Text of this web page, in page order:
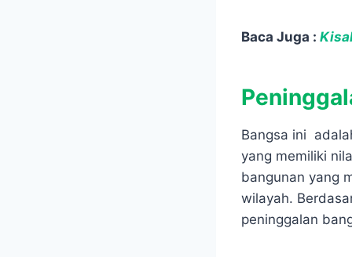
Baca Juga :
Bangsa ini
yang memiliki
bangunan yang
wilayah.
peninggalan